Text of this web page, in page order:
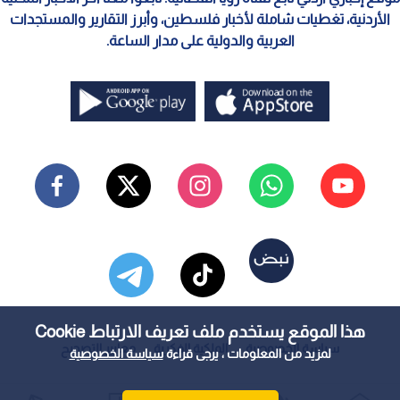
هذا الموقع يستخدم ملف تعريف الارتباط Cookie
لمزيد من المعلومات ، يرجى قراءةسياسة الخصوصية
الأردنية، تغطيات شاملة لأخبار فلسطين، وأبرز التقارير والمستجدات
العربية والدولية على مدار الساعة.
سياسة الخصوصية الملكية الفكرية معايير التصحيح